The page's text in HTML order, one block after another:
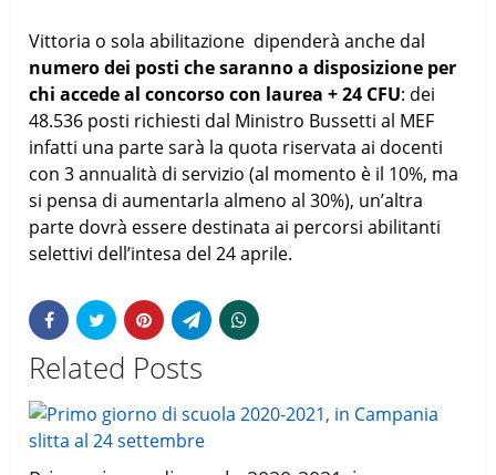
Vittoria o sola abilitazione dipenderà anche dal
numero dei posti che saranno a disposizione per
chi accede al concorso con laurea + 24 CFU: dei
48.536 posti richiesti dal Ministro Bussetti al MEF
infatti una parte sarà la quota riservata ai docenti
con 3 annualità di servizio (al momento è il 10%, ma
si pensa di aumentarla almeno al 30%), un’altra
parte dovrà essere destinata ai percorsi abilitanti
selettivi dell’intesa del 24 aprile.
Related Posts